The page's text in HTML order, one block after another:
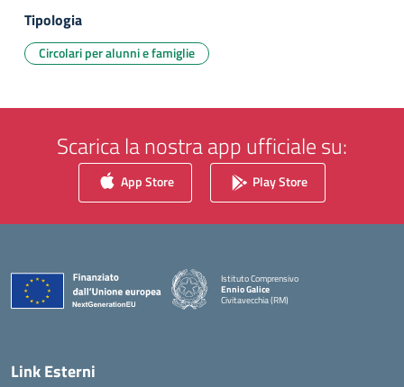
Tipologia
Circolari per alunni e famiglie
Scarica la nostra app ufficiale su:
App Store Play Store
Istituto Comprensivo
Ennio Galice
Civitavecchia (RM)
Link Esterni